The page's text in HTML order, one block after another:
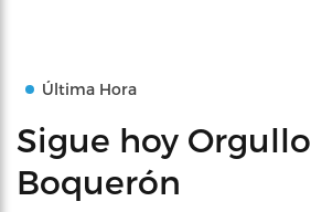
Última Hora
Sigue hoy Orgullo
Boquerón